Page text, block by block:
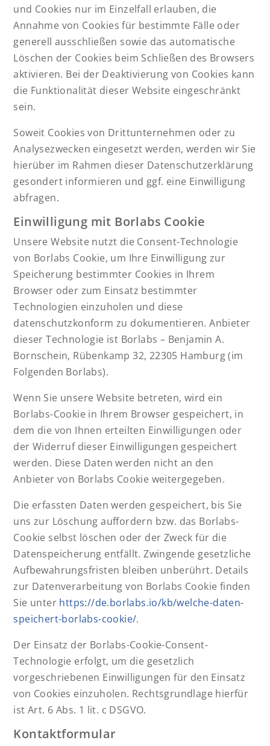
und Cookies nur im Einzelfall erlauben, die
Annahme von Cookies für bestimmte Fälle oder
generell ausschließen sowie das automatische
Löschen der Cookies beim Schließen des Browsers
aktivieren. Bei der Deaktivierung von Cookies kann
die Funktionalität dieser Website eingeschränkt
sein.
Soweit Cookies von Drittunternehmen oder zu
Analysezwecken eingesetzt werden, werden wir Sie
hierüber im Rahmen dieser Datenschutzerklärung
gesondert informieren und ggf. eine Einwilligung
abfragen.
Einwilligung mit Borlabs Cookie
Unsere Website nutzt die Consent-Technologie
von Borlabs Cookie, um Ihre Einwilligung zur
Speicherung bestimmter Cookies in Ihrem
Browser oder zum Einsatz bestimmter
Technologien einzuholen und diese
datenschutzkonform zu dokumentieren. Anbieter
dieser Technologie ist Borlabs – Benjamin A.
Bornschein, Rübenkamp 32, 22305 Hamburg (im
Folgenden Borlabs).
Wenn Sie unsere Website betreten, wird ein
Borlabs-Cookie in Ihrem Browser gespeichert, in
dem die von Ihnen erteilten Einwilligungen oder
der Widerruf dieser Einwilligungen gespeichert
werden. Diese Daten werden nicht an den
Anbieter von Borlabs Cookie weitergegeben.
Die erfassten Daten werden gespeichert, bis Sie
uns zur Löschung auffordern bzw. das Borlabs-
Cookie selbst löschen oder der Zweck für die
Datenspeicherung entfällt. Zwingende gesetzliche
Aufbewahrungsfristen bleiben unberührt. Details
zur Datenverarbeitung von Borlabs Cookie finden
Sie unter https://de.borlabs.io/kb/welche-daten-
speichert-borlabs-cookie/.
Der Einsatz der Borlabs-Cookie-Consent-
Technologie erfolgt, um die gesetzlich
vorgeschriebenen Einwilligungen für den Einsatz
von Cookies einzuholen. Rechtsgrundlage hierfür
ist Art. 6 Abs. 1 lit. c DSGVO.
Kontaktformular